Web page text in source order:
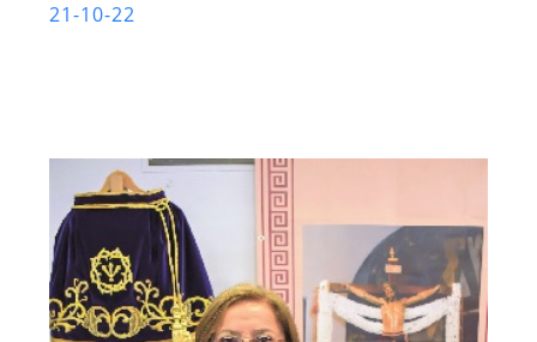
21-10-22